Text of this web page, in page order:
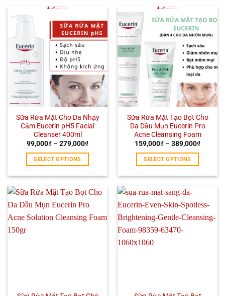
Sữa Rửa Mặt Cho Da Nhạy
Cảm Eucerin pH5 Facial
Cleanser 400ml
99,000₫ – 279,000₫
SELECT OPTIONS
Sữa Rửa Mặt Tạo Bọt Cho
Da Dầu Mụn Eucerin Pro
Acne Cleansing Foam
159,000₫ – 389,000₫
SELECT OPTIONS